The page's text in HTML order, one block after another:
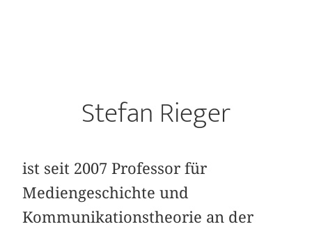
Stefan Rieger
ist seit 2007 Professor für
Mediengeschichte und
Kommunikationstheorie an der